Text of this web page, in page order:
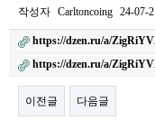
작성자 Carltoncoing 24-07-
https://dzen.ru/a/
https://dzen.ru/a/
이전글 다음글